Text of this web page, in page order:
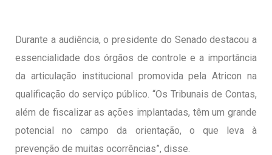
Durante a audiência, o presidente do Senado destacou a
essencialidade dos órgãos de controle e a importância
da articulação institucional promovida pela Atricon na
qualificação do serviço público. “Os Tribunais de Contas,
além de fiscalizar as ações implantadas, têm um grande
potencial no campo da orientação, o que leva à
prevenção de muitas ocorrências”, disse.